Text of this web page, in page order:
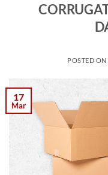
POSTED ON
17
Mar